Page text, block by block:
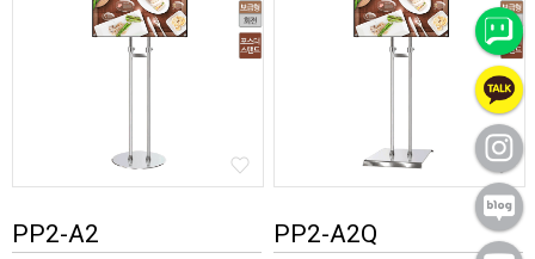
PP2-A2 PP2-A2Q